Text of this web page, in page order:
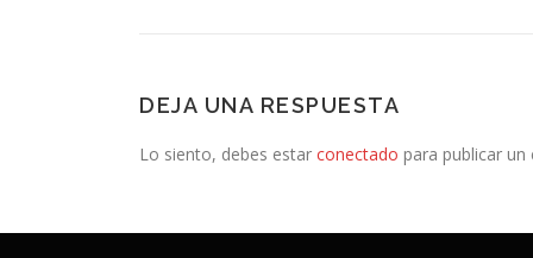
DEJA UNA RESPUESTA
Lo siento, debes estar conectado para publicar un